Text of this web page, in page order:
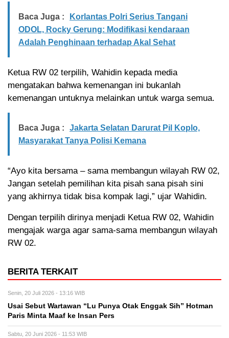
Baca Juga :
Korlantas Polri Serius Tangani
ODOL, Rocky Gerung: Modifikasi kendaraan
Adalah Penghinaan terhadap Akal Sehat
Ketua RW 02 terpilih, Wahidin kepada media
mengatakan bahwa kemenangan ini bukanlah
kemenangan untuknya melainkan untuk warga semua.
Baca Juga :
Jakarta Selatan Darurat Pil Koplo,
Masyarakat Tanya Polisi Kemana
“Ayo kita bersama – sama membangun wilayah RW 02,
Jangan setelah pemilihan kita pisah sana pisah sini
yang akhirnya tidak bisa kompak lagi,” ujar Wahidin.
Dengan terpilih dirinya menjadi Ketua RW 02, Wahidin
mengajak warga agar sama-sama membangun wilayah
RW 02.
BERITA TERKAIT
Senin, 20 Juli 2026 - 13:16 WIB
Usai Sebut Wartawan “Lu Punya Otak Enggak Sih” Hotman
Paris Minta Maaf ke Insan Pers
Sabtu, 20 Juni 2026 - 11:53 WIB